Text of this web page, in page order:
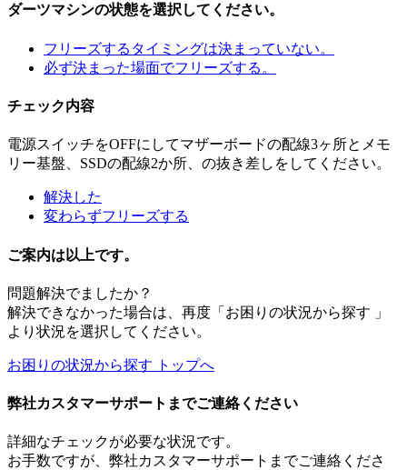
ダーツマシンの状態を選択してください。
フリーズするタイミングは決まっていない。
必ず決まった場面でフリーズする。
チェック内容
電源スイッチをOFFにしてマザーボードの配線3ヶ所とメモ
リー基盤、SSDの配線2か所、の抜き差しをしてください。
解決した
変わらずフリーズする
ご案内は以上です。
問題解決でましたか？
解決できなかった場合は、再度「お困りの状況から探す 」
より状況を選択してください。
お困りの状況から探す トップへ
弊社カスタマーサポートまでご連絡ください
詳細なチェックが必要な状況です。
お手数ですが、弊社カスタマーサポートまでご連絡くださ